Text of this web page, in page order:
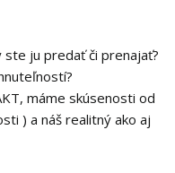
ju predať či prenajať?
máme skúsenosti od
) a náš realitný ako aj